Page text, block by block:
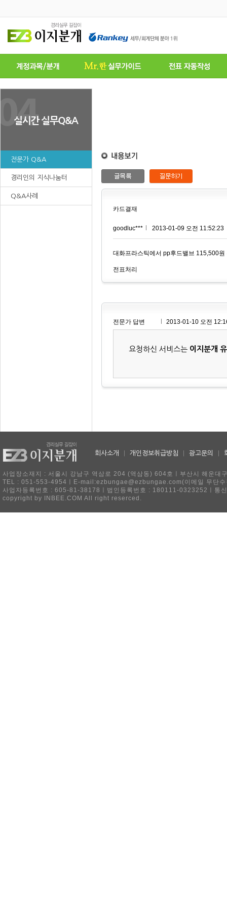
전문가 Q&A
경리인의 지식나눔터
Q&A사례
카드결재
goodluc*** 2013-01-09 오전 11:52:23
대화프라스틱에서 pp후드밸브 115,500
전표처리
전문가 답변 2013-01-10 오전
요청하신 서비스는 이지분개
회사소개 개인정보취급방침 광고문의
사업장소재지 : 서울시 강남구 역삼로 204 (역삼동) 604호ㅣ부산시 해운
TEL : 051-553-4954ㅣE-mail:ezbungae@ezbungae.com(이메일 무단수
사업자등록번호 : 605-81-38178ㅣ법인등록번호 : 180111-0323252ㅣ통
copyright by INBEE.COM All right reserced.